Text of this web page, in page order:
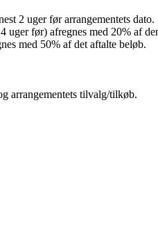
2 uger før arrangementets dato.
uger før) afregnes med 20% af
med 50% af det aftalte beløb.
arrangementets tilvalg/tilkøb.